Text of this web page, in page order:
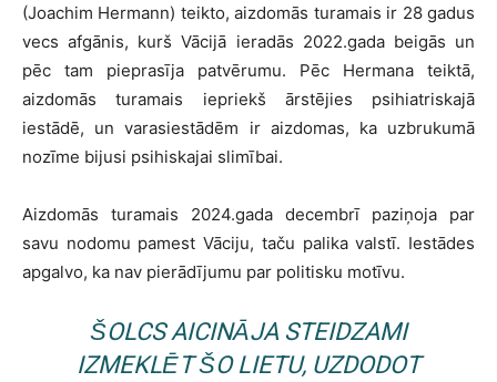
(Joachim Hermann) teikto, aizdomās turamais ir 28 gadus
vecs afgānis, kurš Vācijā ieradās 2022.gada beigās un
pēc tam pieprasīja patvērumu. Pēc Hermana teiktā,
aizdomās turamais iepriekš ārstējies psihiatriskajā
iestādē, un varasiestādēm ir aizdomas, ka uzbrukumā
nozīme bijusi psihiskajai slimībai.
Aizdomās turamais 2024.gada decembrī paziņoja par
savu nodomu pamest Vāciju, taču palika valstī. Iestādes
apgalvo, ka nav pierādījumu par politisku motīvu.
ŠOLCS AICINĀJA STEIDZAMI
IZMEKLĒT ŠO LIETU, UZDODOT